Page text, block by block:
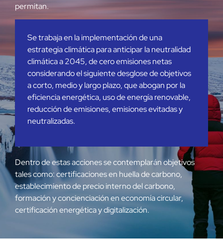
permitan.
Se trabaja en la implementación de una
estrategia climática para anticipar la neutralidad
climática a 2045, de cero emisiones netas
considerando el siguiente desglose de objetivos
a corto, medio y largo plazo, que abogan por la
eficiencia energética, uso de energía renovable,
reducción de emisiones, emisiones evitadas y
neutralizadas.
Dentro de estas acciones se contemplarán objetivos
tales como: certificaciones en huella de carbono,
establecimiento de precio interno del carbono,
formación y concienciación en economía circular,
certificación energética y digitalización.